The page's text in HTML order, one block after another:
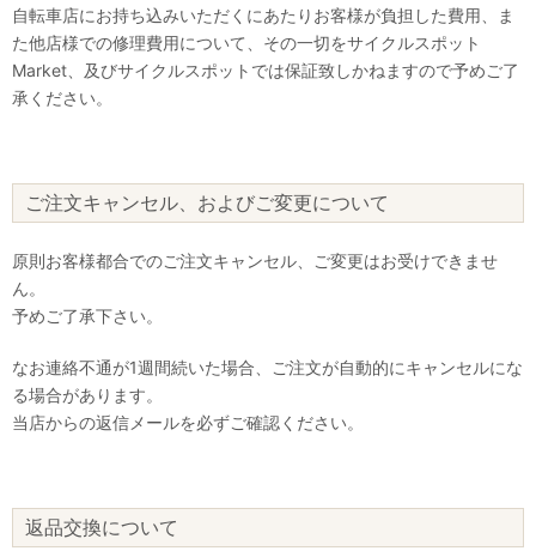
自転車店にお持ち込みいただくにあたりお客様が負担した費用、ま
た他店様での修理費用について、その一切をサイクルスポット
Market、及びサイクルスポットでは保証致しかねますので予めご了
承ください。
ご注文キャンセル、およびご変更について
原則お客様都合でのご注文キャンセル、ご変更はお受けできませ
ん。
予めご了承下さい。
なお連絡不通が1週間続いた場合、ご注文が自動的にキャンセルにな
る場合があります。
当店からの返信メールを必ずご確認ください。
返品交換について